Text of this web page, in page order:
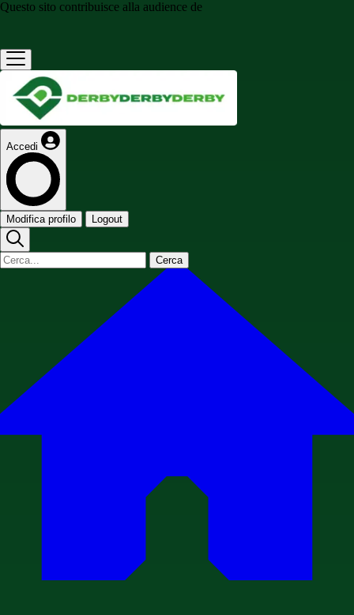
Questo sito contribuisce alla audience de
Accedi
Modifica profilo Logout
Cerca